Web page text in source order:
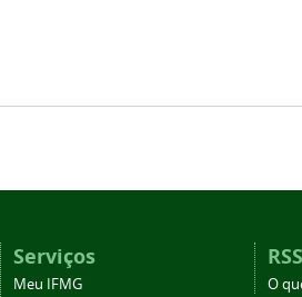
Serviços
Meu IFMG
RSS
O